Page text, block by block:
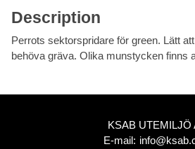
Description
Perrots sektorspridare för green. Lätt
behöva gräva. Olika munstycken finns
KSAB UTEMILJÖ
E-mail: